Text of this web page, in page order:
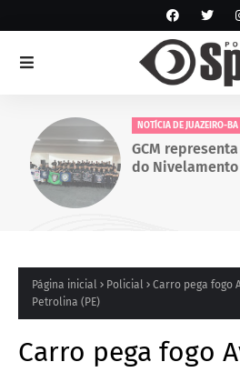
NOTÍCIA DE JUAZEIRO-BA
GCM representa
do Nivelamento
Página inicial Policial
Carro pega fogo
Petrolina (PE)
Carro pega fogo